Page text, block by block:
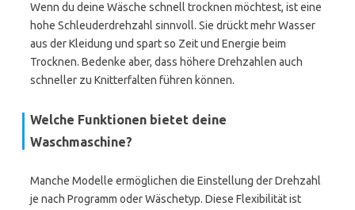
Wenn du deine Wäsche schnell trocknen möchtest, ist eine
hohe Schleuderdrehzahl sinnvoll. Sie drückt mehr Wasser
aus der Kleidung und spart so Zeit und Energie beim
Trocknen. Bedenke aber, dass höhere Drehzahlen auch
schneller zu Knitterfalten führen können.
Welche Funktionen bietet deine
Waschmaschine?
Manche Modelle ermöglichen die Einstellung der Drehzahl
je nach Programm oder Wäschetyp. Diese Flexibilität ist